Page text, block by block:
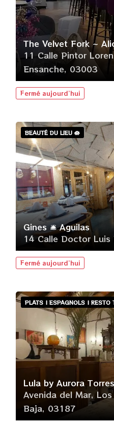
The Velvet Fork ~
11 Calle Pintor
Ensanche, 03003
Fermé aujourd’hui
BEAUTÉ DU LIEU 🪷
Gines 🛎️ Aguilas
14 Calle Doctor
Fermé aujourd’hui
PLATS | ESPAGNOLS | RESTO
Lula by Aurora
Avenida del Mar,
Baja, 03187